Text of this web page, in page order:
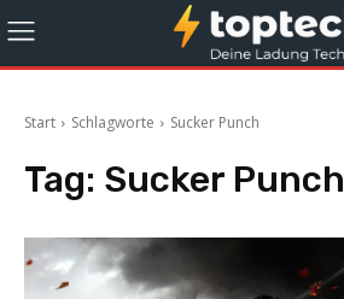
Start Schlagworte Sucker Punch
Tag: Sucker Punch